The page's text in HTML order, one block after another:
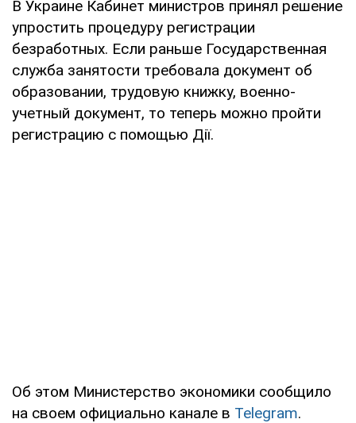
В Украине Кабинет министров принял решение
упростить процедуру регистрации
безработных. Если раньше Государственная
служба занятости требовала документ об
образовании, трудовую книжку, военно-
учетный документ, то теперь можно пройти
регистрацию с помощью Дії.
Об этом Министерство экономики сообщило
на своем официально канале в Telegram.